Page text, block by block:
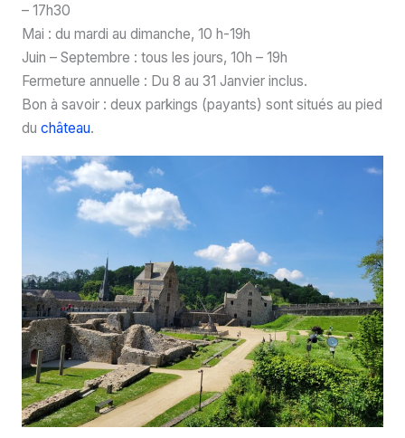
– 17h30
Mai : du mardi au dimanche, 10 h-19h
Juin – Septembre : tous les jours, 10h – 19h
Fermeture annuelle : Du 8 au 31 Janvier inclus.
Bon à savoir : deux parkings (payants) sont situés au pied
du château.